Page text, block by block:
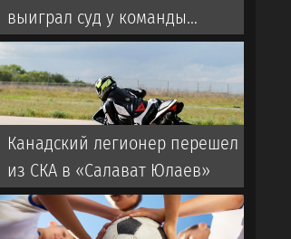
выиграл суд у команды
турецкой Суперлиги
Канадский легионер перешел
из СКА в «Салават Юлаев»